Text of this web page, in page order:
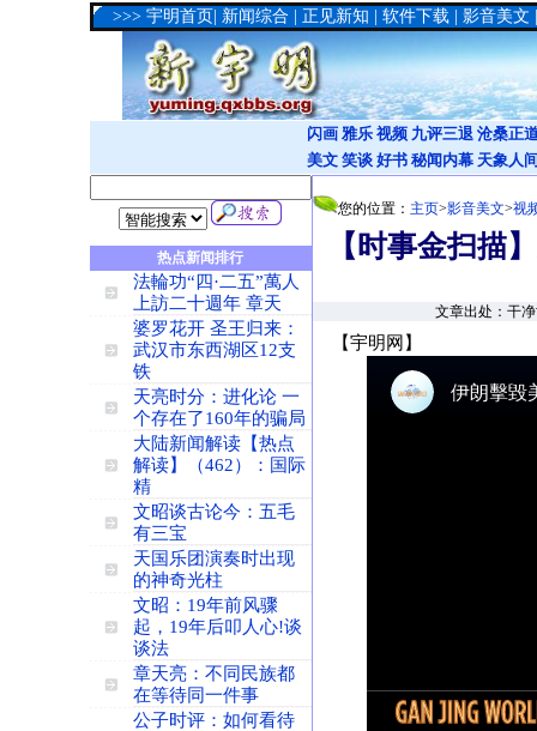
>>> 宇明首页 新闻综合 正见新知 软件下载| 影音美文
闪画 雅乐 视频 九评三退 沧桑正
美文 笑谈 好书 秘闻内幕 天象人
热点新闻排行
法輪功“四·二五”萬人
上訪二十週年 章天
婆罗花开 圣王归来：
武汉市东西湖区12支
铁
天亮时分：进化论 一
个存在了160年的骗局
大陆新闻解读【热点
解读】（462）：国际
精
文昭谈古论今：五毛
有三宝
天国乐团演奏时出现
的神奇光柱
文昭：19年前风骤
起，19年后叩人心!谈
谈法
章天亮：不同民族都
在等待同一件事
公子时评：如何看待
您的位置： 主页>影音美文>视
【时事金扫描
文章出处：干
【宇明网】